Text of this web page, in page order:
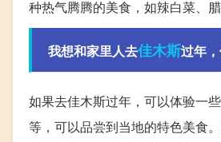
种热气腾腾的美食，如辣白菜、
我想和家里人去佳木斯过年
如果去佳木斯过年，可以体验一
等，可以品尝到当地的特色美食